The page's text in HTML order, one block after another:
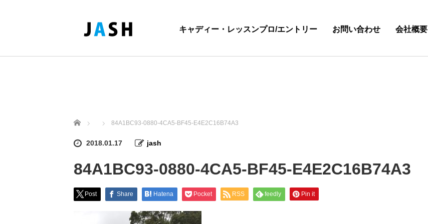
キャディー・レッスンプロ/エントリー お問い合わせ 会社概要
ホーム 84A1BC93-0880-4CA5-BF45-E4E2C16B74A3
2018.01.17 jash
84A1BC93-0880-4CA5-BF45-E4E2C16B74A3
Post Share Hatena Pocket RSS feedly Pin it